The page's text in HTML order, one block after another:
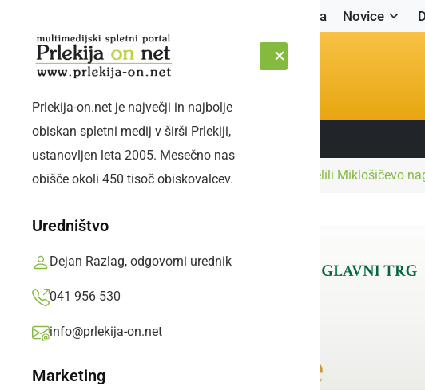
Naslovnica Novice
SOBOTA, 8. AVGUST 2026 Sledite nam:
Prlekija-on.net je največji in najbolje
obiskan spletni medij v širši Prlekiji,
ustanovljen leta 2005. Mesečno nas
obišče okoli 450 tisoč obiskovalcev.
Uredništvo
Dejan Razlag, odgovorni urednik
041 956 530
info@prlekija-on.net
Marketing
Naslovnica Kultura in izobraževanje Podelili Miklošičevo